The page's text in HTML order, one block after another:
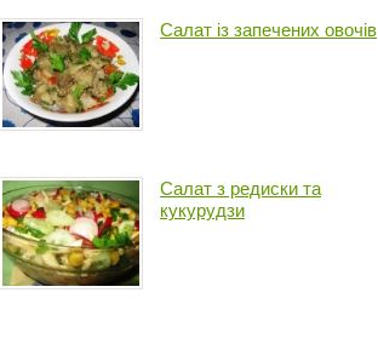
Салат із запечених овочів
Салат з редиски та
кукурудзи